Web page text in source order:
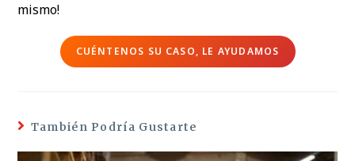
mismo!
CUÉNTENOS SU CASO, LE AYUDAMOS
También Podría Gustarte